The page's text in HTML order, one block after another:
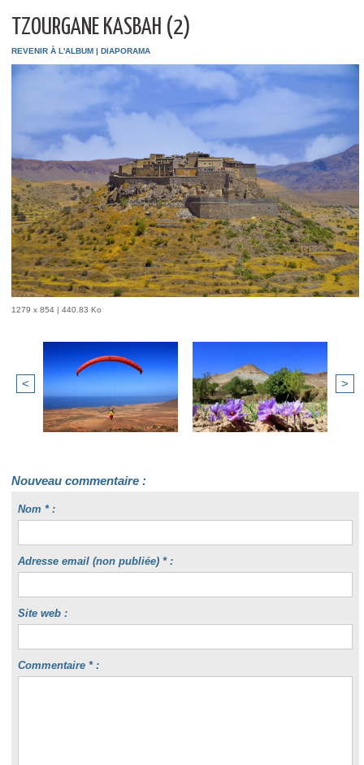
TZOURGANE KASBAH (2)
REVENIR À L'ALBUM | DIAPORAMA
1279 x 854 | 440.83 Ko
< >
Nouveau commentaire :
Nom * :
Adresse email (non publiée) * :
Site web :
Commentaire * :